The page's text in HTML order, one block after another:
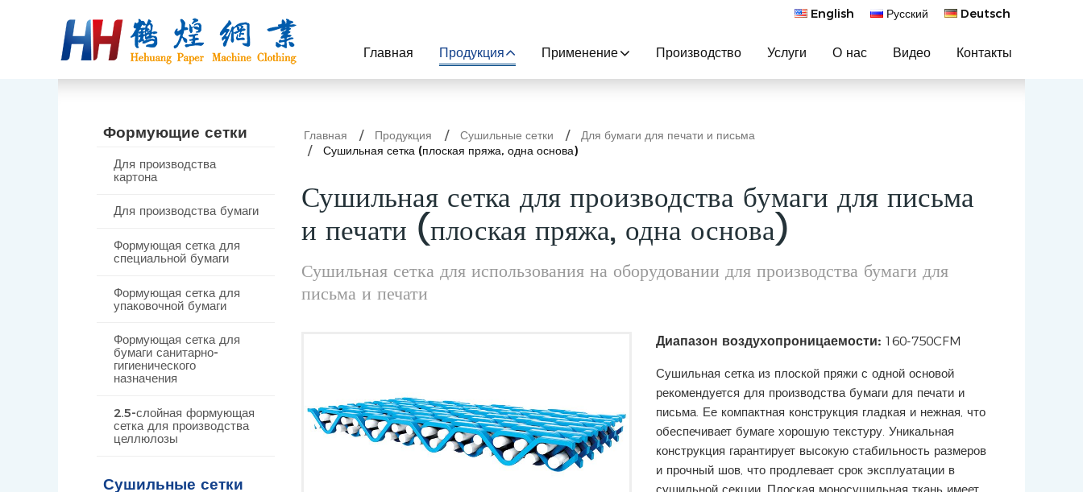
English Русский Deutsch
Главная Продукция Применение Производство Услуги О нас Видео Контакты
Главная Продукция Сушильные сетки
Для бумаги для печати и письма
Сушильная сетка (плоская пряжа, одна основа)
Сушильная сетка для производства бумаги для письма
и печати (плоская пряжа, одна основа)
Сушильная сетка для использования на оборудовании для производства бумаги для
письма и печати
Диапазон воздухопроницаемости:160-750CFM
Сушильная сетка из плоской пряжи с одной основой
рекомендуется для производства бумаги для печати и
письма. Ее компактная конструкция гладкая и нежная, что
обеспечивает бумаге хорошую текстуру. Уникальная
конструкция гарантирует высокую стабильность размеров
и прочный шов, что продлевает срок эксплуатации в
сушильной секции. Плоская моносушильная ткань имеет
Формующие сетки
Для производства
картона
Для производства бумаги
Формующая сетка для
специальной бумаги
Формующая сетка для
упаковочной бумаги
Формующая сетка для
бумаги санитарно-
гигиенического
назначения
2.5-слойная формующая
сетка для производства
целлюлозы
Сушильные сетки